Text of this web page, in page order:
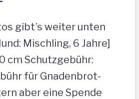
gibt’s weiter unten
Mischling, 6 Jahre]
cm Schutzgebühr:
für Gnadenbrot-
aber eine Spende